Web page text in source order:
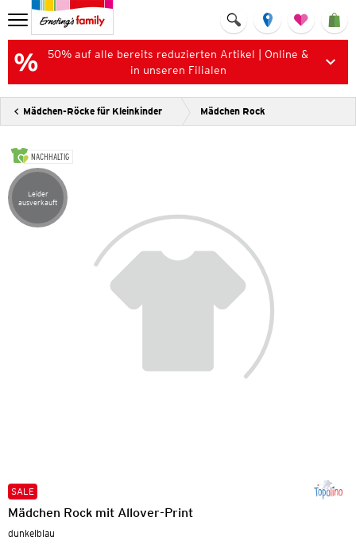
50% auf alle bereits reduzierten Artikel | Online &
in unseren Filialen
Mädchen-Röcke für Kleinkinder Mädchen Rock
NACHHALTIG
Artikel leider ausverkauft
Leider
ausverkauft
SALE
Mädchen Rock mit Allover-Print
dunkelblau